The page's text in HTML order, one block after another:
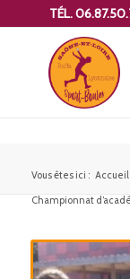
TÉL.
Vous êtes ici : Accueil
Championnat